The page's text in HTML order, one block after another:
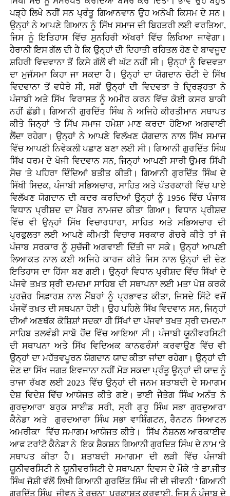
ਪੜ੍ਹੇ ਲਿਖੇ ਨਹੀਂ ਸਨ ਪ੍ਰੰਤੂ ਗਿਆਨਵਾਨ ਉਹ ਅਨੋਖੀ ਕਿਸਮ ਦੇ ਸਨ।
ਉਨ੍ਹਾਂ ਨੇ ਆਪਣੇ ਗਿਆਨ ਨੂੰ ਸਿੱਖ ਸਮਾਜ ਦੀ ਬਿਹਤਰੀ ਲਈ ਵਰਤਿਆ,
ਜਿਸ ਨੂੰ ਇਤਿਹਾਸ ਵਿੱਚ ਸੁਨਹਿਰੀ ਅੱਖਰਾਂ ਵਿੱਚ ਲਿਖਿਆ ਜਾਵੇਗਾ।
ਹੈਰਾਨੀ ਇਸ ਗੱਲ ਦੀ ਹੈ ਕਿ ਉਨ੍ਹਾਂ ਦੀ ਦਿਹਾਤੀ ਰਹਿਤਲ ਹੋਣ ਦੇ ਬਾਵਜੂਦ
ਸ਼ਹਿਰੀ ਵਿਦਵਾਨਾ ਤੋਂ ਕਿਸੇ ਗੱਲੋਂ ਵੀ ਘੱਟ ਨਹੀਂ ਸੀ। ਉਨ੍ਹਾਂ ਨੂੰ ਵਿਦਵਤਾ
ਦਾ ਮੁਜੱਸਮਾ ਕਿਹਾ ਜਾ ਸਕਦਾ ਹੈ। ਉਨ੍ਹਾਂ ਦਾ ਯੋਗਦਾਨ ਚੋਟੀ ਦੇ ਸਿੱਖ
ਵਿਦਵਾਨਾ ਤੋਂ ਵਧੇਰੇ ਸੀ, ਸਗੋਂ ਉਨ੍ਹਾਂ ਦੀ ਵਿਦਵਤਾ ਤੇ ਦ੍ਰਿੜ੍ਹਤਾ ਨੇ
ਪੰਜਾਬੀ ਅਤੇ ਸਿੱਖ ਵਿਰਾਸਤ ਨੂੰ ਅਮੀਰ ਕਰਨ ਵਿੱਚ ਕੋਈ ਕਸਰ ਬਾਕੀ
ਨਹੀਂ ਛੱਡੀ। ਗਿਆਨੀ ਗੁਰਦਿੱਤ ਸਿੰਘ ਨੇ ਅਜਿਹੇ ਕੀਰਤੀਮਾਨ ਸਥਾਪਤ
ਕੀਤੇ ਜਿਨ੍ਹਾਂ 'ਤੇ ਸਿੱਖ ਸਮਾਜ ਹਮੇਸ਼ਾ ਮਾਣ ਕਰਦਾ ਹੋਇਆ ਅਗਵਾਈ
ਲੈਂਦਾ ਰਹੇਗਾ। ਉਨ੍ਹਾਂ ਨੇ ਆਪਣੇ ਵਿਲੱਖਣ ਯੋਗਦਾਨ ਨਾਲ ਸਿੱਖ ਸਮਾਜ
ਵਿੱਚ ਆਪਣੀ ਨਿਵੇਕਲੀ ਪਛਾਣ ਬਣਾ ਲਈ ਸੀ। ਗਿਆਨੀ ਗੁਰਦਿੱਤ ਸਿੰਘ
ਸਿੱਖ ਧਰਮ ਦੇ ਖੋਜੀ ਵਿਦਵਾਨ ਸਨ, ਜਿਨ੍ਹਾਂ ਆਪਣੀ ਸਾਰੀ ਉਮਰ ਸਿੱਖੀ
ਸੋਚ 'ਤੇ ਪਹਿਰਾ ਦਿੰਦਿਆਂ ਬਤੀਤ ਕੀਤੀ। ਗਿਆਨੀ ਗੁਰਦਿੱਤ ਸਿੰਘ ਦੇ
ਸਿੱਖੀ ਸਿਦਕ, ਪੰਜਾਬੀ ਸਭਿਅਚਾਰ, ਸਾਹਿਤ ਅਤੇ ਪੱਤਰਕਾਰੀ ਵਿੱਚ ਪਾਏ
ਵਿਲੱਖਣ ਯੋਗਦਾਨ ਦੀ ਕਦਰ ਕਰਦਿਆਂ ਉਨ੍ਹਾਂ ਨੂੰ 1956 ਵਿੱਚ ਪੰਜਾਬ
ਵਿਧਾਨ ਪ੍ਰੀਸ਼ਦ ਦਾ ਮੈਂਬਰ ਨਾਮਜਦ ਕੀਤਾ ਗਿਆ। ਵਿਧਾਨ ਪ੍ਰੀਸ਼ਦ
ਵਿੱਚ ਵੀ ਉਨ੍ਹਾਂ ਸਿੱਖ ਵਿਚਾਰਧਾਰਾ, ਸਾਹਿਤ ਅਤੇ ਸਭਿਅਚਾਰ ਦੀ
ਪ੍ਰਫੁਲਤਾ ਲਈ ਆਪਣੇ ਕੀਮਤੀ ਵਿਚਾਰ ਸਰਕਾਰ ਗੋਚਰੇ ਕੀਤੇ ਤਾਂ ਜੋ
ਪੰਜਾਬ ਸਰਕਾਰ ਨੂੰ ਸੁਚੱਜੀ ਅਗਵਾਈ ਦਿੱਤੀ ਜਾ ਸਕੇ। ਉਨ੍ਹਾਂ ਆਪਣੀ
ਲਿਆਕਤ ਨਾਲ ਕਈ ਅਜਿਹੇ ਕਾਰਜ ਕੀਤੇ ਜਿਸ ਨਾਲ ਉਨ੍ਹਾਂ ਦੀ ਦੇਣ
ਇਤਿਹਾਸ ਦਾ ਹਿੱਸਾ ਬਣ ਗਈ। ਉਨ੍ਹਾਂ ਵਿਧਾਨ ਪ੍ਰੀਸ਼ਦ ਵਿੱਚ ਸਿੱਖਾਂ ਦੇ
ਪੰਜਵੇ ਤਖ਼ਤ ਸ੍ਰੀ ਦਮਦਮਾ ਸਾਹਿਬ ਦੀ ਸਥਾਪਨਾ ਲਈ ਮਤਾ ਪੇਸ਼ ਕਰਕੇ
ਪੁਰਜ਼ੋਰ ਸਿਫ਼ਾਰਸ਼ ਨਾਲ ਮੈਂਬਰਾਂ ਨੂੰ ਪ੍ਰਭਾਵਤ ਕੀਤਾ, ਜਿਸਦੇ ਸਿੱਟੇ ਵਜੋਂ
ਪੰਜਵੇਂ ਤਖ਼ਤ ਦੀ ਸਥਪਨਾ ਹੋਈ। ਉਹ ਪਹਿਲੇ ਸਿੱਖ ਵਿਦਵਾਨ ਸਨ, ਜਿਨ੍ਹਾਂ
ਦੀਆਂ ਅਣਥੱਕ ਕੋਸ਼ਿਸ਼ਾਂ ਸਦਕਾ ਹੀ ਸਿੱਖਾਂ ਦਾ ਪੰਜਵਾਂ ਤਖਤ ਸ੍ਰੀ ਦਮਦਮਾ
ਸਾਹਿਬ ਤਲਵੰਡੀ ਸਾਬੋ ਹੋਂਦ ਵਿੱਚ ਆਇਆ ਸੀ। ਪੰਜਾਬੀ ਯੂਨੀਵਰਸਿਟੀ
ਦੀ ਸਥਾਪਨਾ ਅਤੇ ਸਿੱਖ ਵਿਦਿਅਕ ਕਾਨਫਰੰਸਾਂ ਕਰਵਾਉਣ ਵਿੱਚ ਵੀ
ਉਨ੍ਹਾਂ ਦਾ ਮਹੱਤਵਪੂਰਨ ਯੋਗਦਾਨ ਯਾਦ ਕੀਤਾ ਜਾਂਦਾ ਰਹੇਗਾ। ਉਨ੍ਹਾਂ ਦੀ
ਦੇਣ ਦਾ ਸਿੱਖ ਜਗਤ ਇਵਜਾਨਾ ਨਹੀਂ ਮੋੜ ਸਕਦਾ ਪ੍ਰੰਤੂ ਊਨ੍ਹਾਂ ਦੀ ਯਾਦ ਨੂੰ
ਤਾਜਾ ਰੱਖਣ ਲਈ 2023 ਵਿੱਚ ਉਨ੍ਹਾਂ ਦੀ ਜਨਮ ਸ਼ਤਾਬਦੀ ਦੇ ਸਮਾਗਮ
ਦੇਸ਼ ਵਿਦੇਸ਼ ਵਿੱਚ ਆਯੋਜਤ ਕੀਤੇ ਗਏ। ਭਾਈ ਜੈਤੇਗ ਸਿੰਘ ਅਨੰਤ ਨੇ
ਗੁਰਦੁਆਰਾ ਬਰੁਕ ਸਾਈਡ ਸਰੀ, ਸ੍ਰੀ ਗੁਰੂ ਸਿੰਘ ਸਭਾ ਗੁਰਦੁਆਰਾ
ਕੈਨੇਡਾ ਅਤੇ ਗੁਰਦਆਰਾ ਸਿੰਘ ਸਭਾ ਵਾਸ਼ਿੰਗਟਨ, ਰੈਨਟਨ ਸਿਆਟਲ
ਅਮਰੀਕਾ ਵਿੱਚ ਸਮਾਗਮ ਆਯੋਜਤ ਕੀਤੇ। ਸਿੱਖ ਨੈਸ਼ਨਲ ਆਰਕਾਈਵ
ਆਫ ਟਰਾਂਟੋ ਕੈਨੇਡਾ ਨੇ ਇਕ ਸ਼ੈਕਸ਼ਨ ਗਿਆਨੀ ਗੁਰਦਿਤ ਸਿੰਘ ਦੇ ਨਾਮ 'ਤੇ
ਸਥਾਪਤ ਕੀਤਾ ਹੈ। ਸ਼ਤਾਬਦੀ ਸਮਾਗਮਾ ਦੀ ਲੜੀ ਵਿੱਚ ਪੰਜਾਬੀ
ਯੂਨੀਵਰਸਿਟੀ ਨੇ ਯੂਨੀਵਰਸਿਟੀ ਦੇ ਸਥਾਪਨਾ ਦਿਵਸ ਦੇ ਮੌਕੇ 'ਤੇ ਡਾ.ਜੀਤ
ਸਿੰਘ ਜੋਸ਼ੀ ਵੱਲੋਂ ਲਿਖੀ ਗਿਆਨੀ ਗੁਰਦਿੱਤ ਸਿੰਘ ਜੀ ਦੀ ਜੀਵਨੀ ' ਗਿਆਨੀ
ਗੁਰਦਿੱਤ ਸਿੰਘ ਜੀਵਨ ਤੇ ਰਚਨਾ' ਪ੍ਰਕਾਸ਼ਤ ਕਰਵਾਈ, ਜਿਸ ਨੂੰ ਪੰਜਾਬ ਦੇ